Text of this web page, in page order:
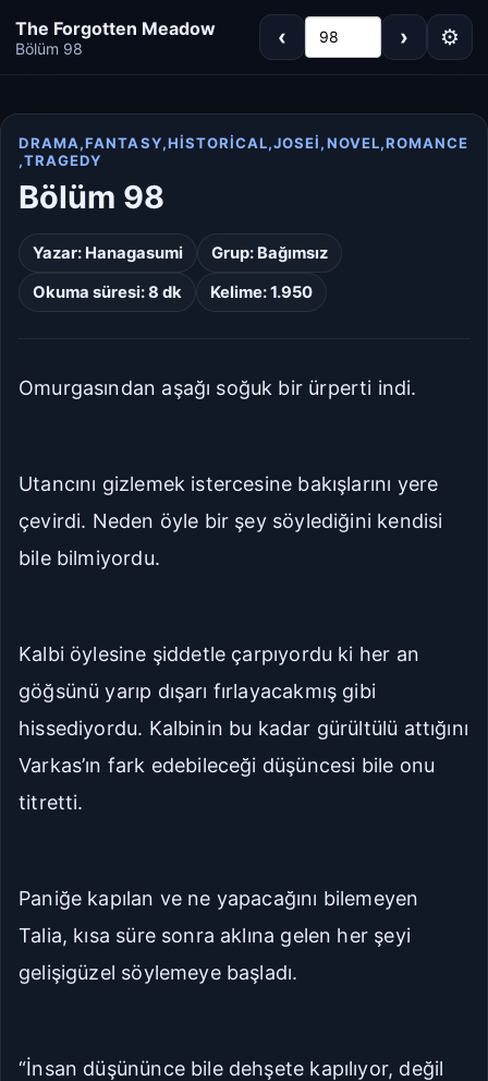
The Forgotten Meadow
Bölüm 98 ‹ 98 › ⚙
Varsayılan
Siyah
Çok Geniş
Manuel Yazı Boyutu
Yazı
Boyutu
18px
Düz Manga-TR
Yorumlar
DRAMA,FANTASY,HISTORICAL,JOSEI,NOVEL,ROMANCE
,TRAGEDY
Bölüm 98
Yazar: Hanagasumi Grup: Bağımsız
Okuma süresi: 8 dk
Kelime: 1.950
Omurgasından aşağı soğuk bir ürperti indi.
Utancını gizlemek istercesine bakışlarını yere
çevirdi. Neden öyle bir şey söylediğini kendisi
bile bilmiyordu.
Kalbi öylesine şiddetle çarpıyordu ki her an
göğsünü yarıp dışarı fırlayacakmış gibi
hissediyordu. Kalbinin bu kadar gürültülü attığını
Varkas’ın fark edebileceği düşüncesi bile onu
titretti.
Paniğe kapılan ve ne yapacağını bilemeyen
Talia, kısa süre sonra aklına gelen her şeyi
gelişigüzel söylemeye başladı.
“İnsan düşününce bile dehşete kapılıyor, değil